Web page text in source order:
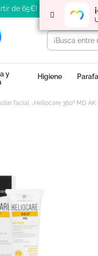
de 65€!
y
Higiene
facial Heliocare 360º MD AK